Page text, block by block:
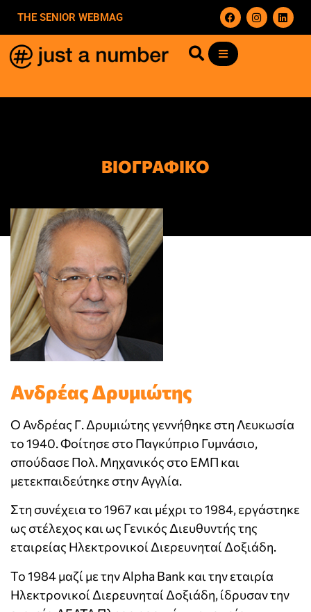
THE SENIOR WEBMAG
ΒΙΟΓΡΑΦΙΚΟ
Ανδρέας Δρυμιώτης
Ο Ανδρέας Γ. Δρυμιώτης γεννήθηκε στη Λευκωσία
το 1940. Φοίτησε στο Παγκύπριο Γυμνάσιο,
σπούδασε Πολ. Μηχανικός στο ΕΜΠ και
μετεκπαιδεύτηκε στην Αγγλία.
Στη συνέχεια το 1967 και μέχρι το 1984, εργάστηκε
ως στέλεχος και ως Γενικός Διευθυντής της
εταιρείας Ηλεκτρονικοί Διερευνηταί Δοξιάδη.
Το 1984 μαζί με την Alpha Bank και την εταιρία
Ηλεκτρονικοί Διερευνηταί Δοξιάδη, ίδρυσαν την